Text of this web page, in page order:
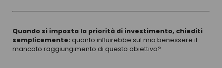
Quando si imposta la priorità di investimento, chiediti
semplicemente: quanto influirebbe sul mio benessere il
mancato raggiungimento di questo obiettivo?